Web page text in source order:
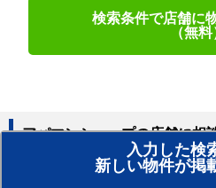
検索条件で店舗に
（無料
入力した検
新しい物件が掲
アパマンショップの店舗に相
賃貸のプロがお部屋探し！